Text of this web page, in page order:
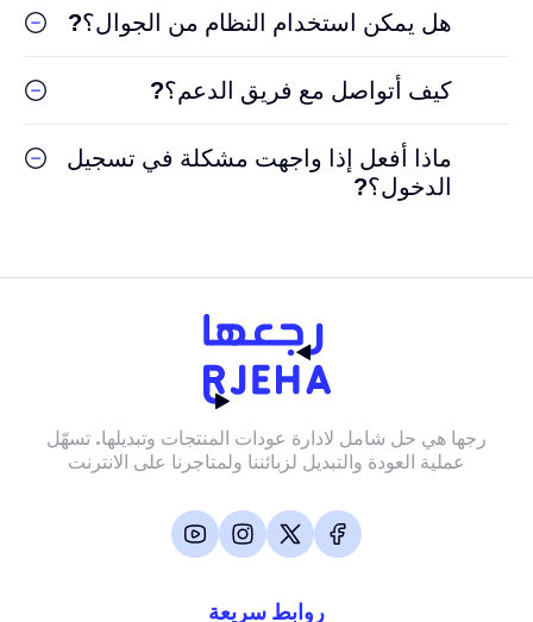
هل يمكن استخدام النظام من الجوال؟?
كيف أتواصل مع فريق الدعم؟?
ماذا أفعل إذا واجهت مشكلة في تسجيل
الدخول؟?
رجها هي حل شامل لادارة عودات المنتجات وتبديلها. تسهّل
عملية العودة والتبديل لزبائننا ولمتاجرنا على الانترنت
روابط سريعة